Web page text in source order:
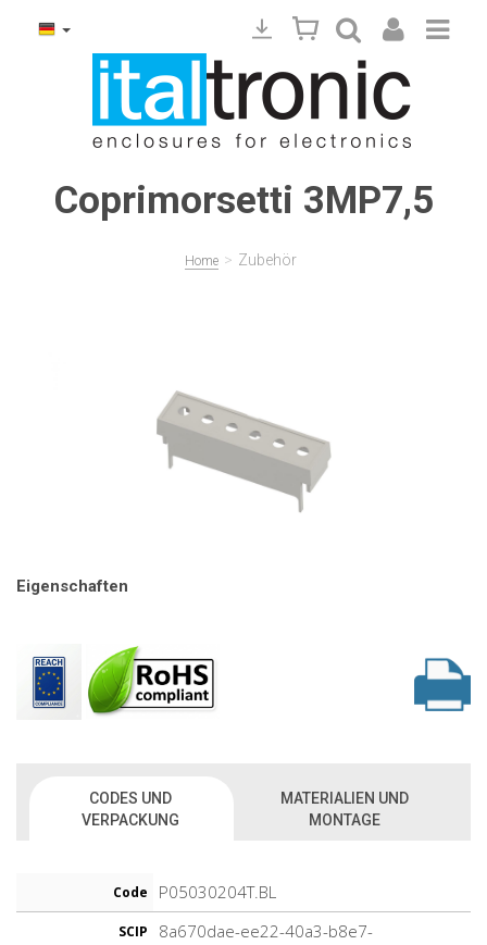
Coprimorsetti 3MP7,5
Home > Zubehör
Eigenschaften
CODES UND
VERPACKUNG
MATERIALIEN UND
MONTAGE
Code P05030204T.BL
SCIP
8a670dae-ee22-40a3-b8e7-